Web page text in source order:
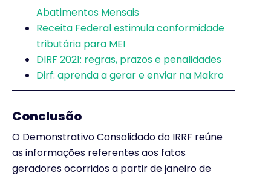
Abatimentos Mensais
Receita Federal estimula conformidade
tributária para MEI
DIRF 2021: regras, prazos e penalidades
Dirf: aprenda a gerar e enviar na Makro
Conclusão
O Demonstrativo Consolidado do IRRF reúne
as informações referentes aos fatos
geradores ocorridos a partir de janeiro de